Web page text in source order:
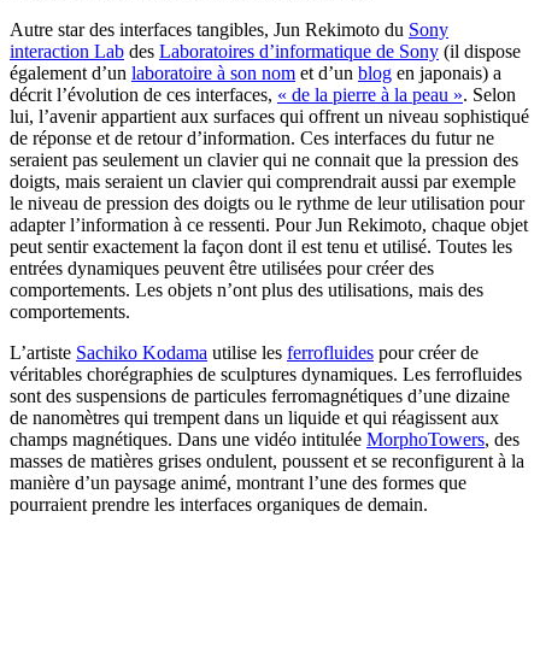
Autre star des interfaces tangibles, Jun Rekimoto du Sony
interaction Lab des Laboratoires d’informatique de Sony (il dispose
également d’un laboratoire à son nom et d’un blog en japonais) a
décrit l’évolution de ces interfaces, « de la pierre à la peau ». Selon
lui, l’avenir appartient aux surfaces qui offrent un niveau sophistiqué
de réponse et de retour d’information. Ces interfaces du futur ne
seraient pas seulement un clavier qui ne connait que la pression des
doigts, mais seraient un clavier qui comprendrait aussi par exemple
le niveau de pression des doigts ou le rythme de leur utilisation pour
adapter l’information à ce ressenti. Pour Jun Rekimoto, chaque objet
peut sentir exactement la façon dont il est tenu et utilisé. Toutes les
entrées dynamiques peuvent être utilisées pour créer des
comportements. Les objets n’ont plus des utilisations, mais des
comportements.
L’artiste Sachiko Kodama utilise les ferrofluides pour créer de
véritables chorégraphies de sculptures dynamiques. Les ferrofluides
sont des suspensions de particules ferromagnétiques d’une dizaine
de nanomètres qui trempent dans un liquide et qui réagissent aux
champs magnétiques. Dans une vidéo intitulée MorphoTowers, des
masses de matières grises ondulent, poussent et se reconfigurent à la
manière d’un paysage animé, montrant l’une des formes que
pourraient prendre les interfaces organiques de demain.